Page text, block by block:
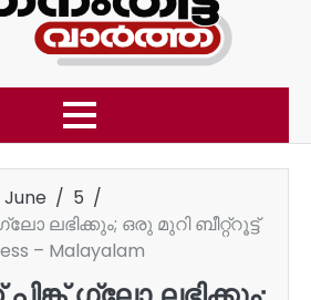
June
5
ലഭിക്കും; ഒരു മുറി ബീറ്റ്റൂട്ട്
– Malayalam